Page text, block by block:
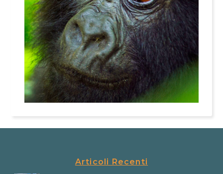
Articoli Recenti